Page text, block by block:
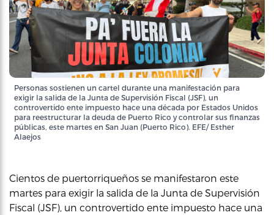
Personas sostienen un cartel durante una manifestación para
exigir la salida de la Junta de Supervisión Fiscal (JSF), un
controvertido ente impuesto hace una década por Estados Unidos
para reestructurar la deuda de Puerto Rico y controlar sus finanzas
públicas, este martes en San Juan (Puerto Rico). EFE/ Esther
Alaejos
Cientos de puertorriqueños se manifestaron este
martes para exigir la salida de la Junta de Supervisión
Fiscal (JSF), un controvertido ente impuesto hace una